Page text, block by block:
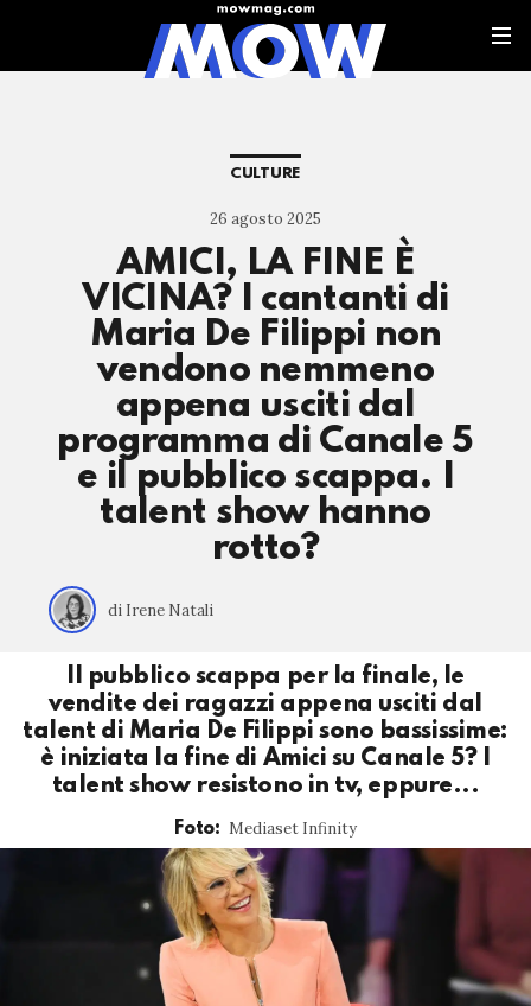
CULTURE
26 agosto 2025
AMICI, LA FINE È
VICINA? I cantanti di
Maria De Filippi non
vendono nemmeno
appena usciti dal
programma di Canale 5
e il pubblico scappa. I
talent show hanno
rotto?
di Irene Natali
Il pubblico scappa per la finale, le
vendite dei ragazzi appena usciti dal
talent di Maria De Filippi sono bassissime:
è iniziata la fine di Amici su Canale 5? I
talent show resistono in tv, eppure...
Foto: Mediaset Infinity